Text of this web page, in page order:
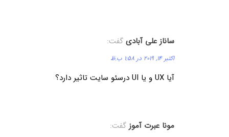
ساناز علی آبادی گفت:
اکتبر 14, 2019 در 1:58 ب.ظ
آیا UX و یا UI درسئو سایت تاثیر دارد؟
مونا عبرت آموز گفت: